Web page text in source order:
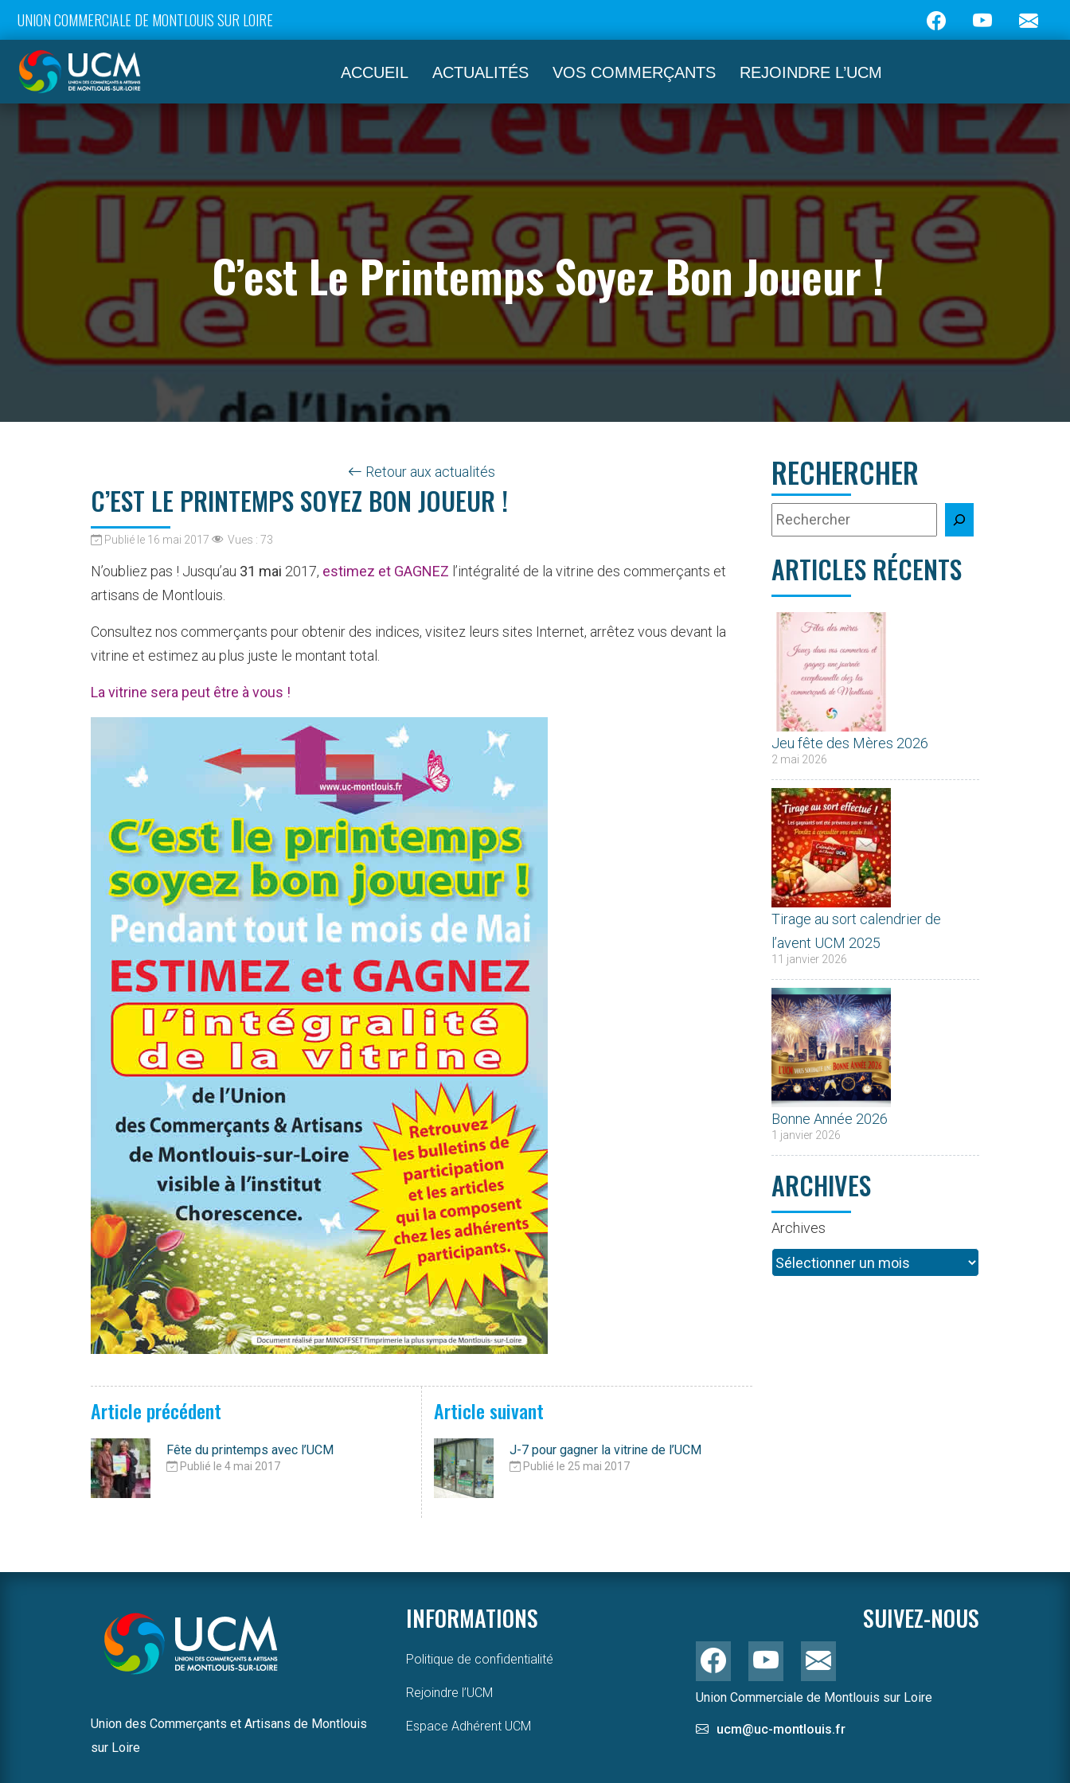
UNION COMMERCIALE DE MONTLOUIS SUR LOIRE
ACCUEIL ACTUALITÉS VOS COMMERÇANTS REJOINDRE L’UCM
C’est Le Printemps Soyez Bon Joueur !
Retour aux actualités
C’EST LE PRINTEMPS SOYEZ BON JOUEUR !
Publié le 16 mai 2017 Vues : 73
N’oubliez pas ! Jusqu’au 31 mai 2017, estimez et GAGNEZ l’intégralité de la vitrine des commerçants et
artisans de Montlouis.
Consultez nos commerçants pour obtenir des indices, visitez leurs sites Internet, arrêtez vous devant la
vitrine et estimez au plus juste le montant total.
La vitrine sera peut être à vous !
Article précédent
Fête du printemps avec l’UCM
Publié le 4 mai 2017
Article suivant
J-7 pour gagner la vitrine de l’UCM
Publié le 25 mai 2017
RECHERCHER
ARTICLES RÉCENTS
Jeu fête des Mères 2026
2 mai 2026
Tirage au sort calendrier de
l’avent UCM 2025
11 janvier 2026
Bonne Année 2026
1 janvier 2026
ARCHIVES
Archives
Union des Commerçants et Artisans de Montlouis
sur Loire
INFORMATIONS
Politique de confidentialité
Rejoindre l’UCM
Espace Adhérent UCM
SUIVEZ-NOUS
Union Commerciale de Montlouis sur Loire
ucm@uc-montlouis.fr